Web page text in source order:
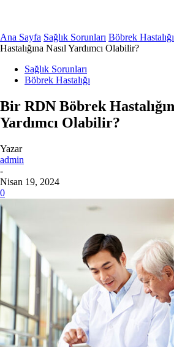
Ana Sayfa Sağlık Sorunları Böbrek Hastalığı
Hastalığına Nasıl Yardımcı Olabilir?
Sağlık Sorunları
Böbrek Hastalığı
Bir RDN Böbrek
Yardımcı Olabilir?
Yazar
admin
-
Nisan 19, 2024
0